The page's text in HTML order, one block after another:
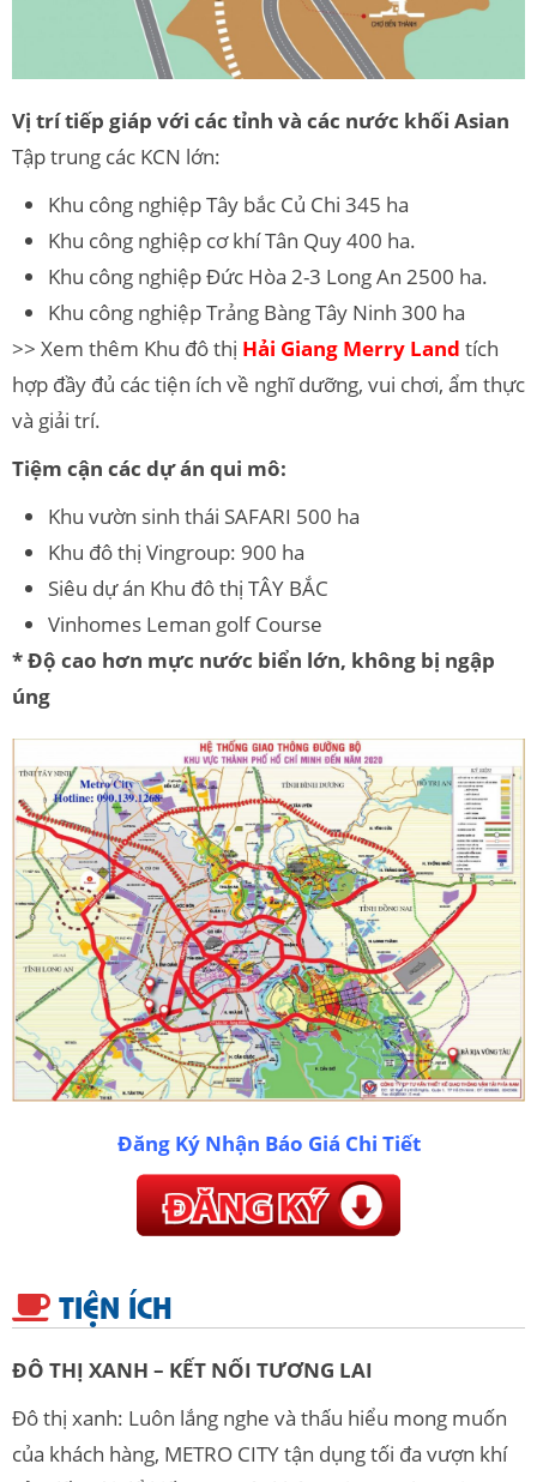
Vị trí tiếp giáp với các tỉnh và các nước khối Asian
Tập trung các KCN lớn:
Khu công nghiệp Tây bắc Củ Chi 345 ha
Khu công nghiệp cơ khí Tân Quy 400 ha.
Khu công nghiệp Đức Hòa 2-3 Long An 2500 ha.
Khu công nghiệp Trảng Bàng Tây Ninh 300 ha
>> Xem thêm Khu đô thị Hải Giang Merry Land tích
hợp đầy đủ các tiện ích về nghĩ dưỡng, vui chơi, ẩm thực
và giải trí.
Tiệm cận các dự án qui mô:
Khu vườn sinh thái SAFARI 500 ha
Khu đô thị Vingroup: 900 ha
Siêu dự án Khu đô thị TÂY BẮC
Vinhomes Leman golf Course
* Độ cao hơn mực nước biển lớn, không bị ngập
úng
Đăng Ký Nhận Báo Giá Chi Tiết
TIỆN ÍCH
ĐÔ THỊ XANH – KẾT NỐI TƯƠNG LAI
Đô thị xanh: Luôn lắng nghe và thấu hiểu mong muốn
của khách hàng, METRO CITY tận dụng tối đa vượn khí